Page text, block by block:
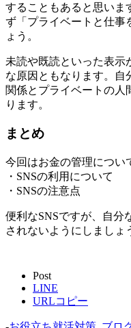
することもあると思いま
ず「プライベートと仕事
ょう。
未読や既読といった表示
な原因ともなります。自
関係とプライベートの人
ります。
まとめ
今回はお金の管理につい
・SNSの利用について
・SNSの注意点
便利なSNSですが、自分
されないようにしましょ
Post
LINE
URLコピー